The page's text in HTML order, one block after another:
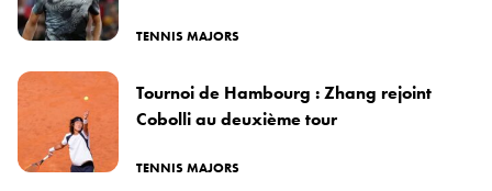
TENNIS MAJORS
Tournoi de Hambourg : Zhang rejoint
Cobolli au deuxième tour
TENNIS MAJORS